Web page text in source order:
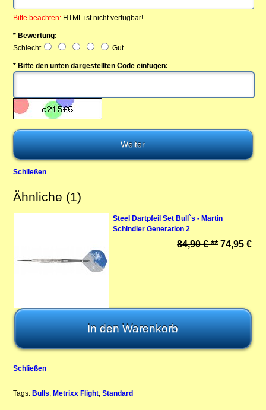
Bitte beachten: HTML ist nicht verfügbar!
* Bewertung:
Schlecht
Gut
* Bitte den unten dargestellten Code einfügen:
Schließen
Ähnliche (1)
Steel Dartpfeil Set Bull`s - Martin
Schindler Generation 2
84,90 € ** 74,95 €
Schließen
Tags: Bulls ,Metrixx Flight ,Standard